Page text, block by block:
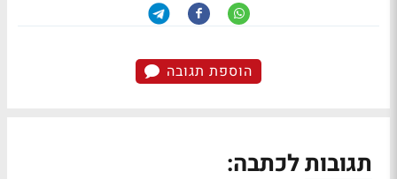
הוספת תגובה
תגובות לכתבה: